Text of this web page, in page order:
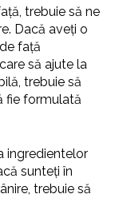
trebuie să ne
Dacă aveți o
față
să ajute la
trebuie să
fie formulată
ingredientelor
sunteți în
trebuie să